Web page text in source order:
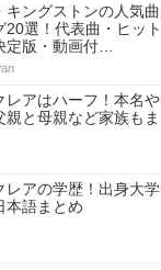
キングストンの人気曲
20選！代表曲・ヒット
定版・動画付…
レアはハーフ！本名や
親と母親など家族もま
レアの学歴！出身大学
本語まとめ